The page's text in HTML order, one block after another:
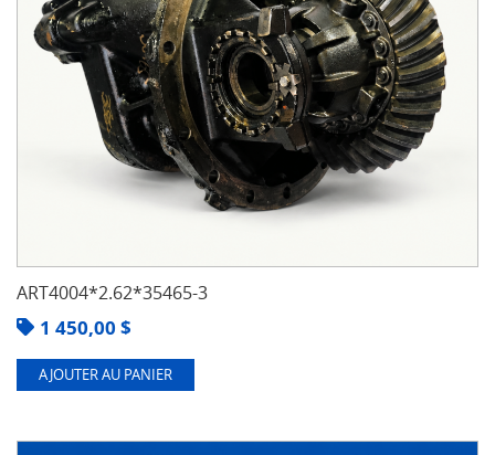
ART4004*2.62*35465-3
1 450,00 $
AJOUTER AU PANIER